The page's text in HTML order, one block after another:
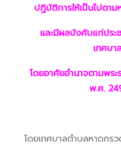
ปฏิบัติการให้เป็นไปตา
และมีผลบังคับแก่ประช
เทศบา
โดยอาศัยอำนาจตามพ
พ.ศ.
โดยเทศบาลตำบลหาดกร